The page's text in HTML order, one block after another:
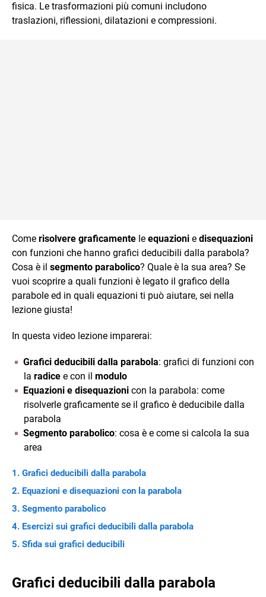
fisica. Le trasformazioni più comuni includono
traslazioni, riflessioni, dilatazioni e compressioni.
Come risolvere graficamente le equazioni e disequazioni
con funzioni che hanno grafici deducibili dalla parabola?
Cosa è il segmento parabolico? Quale è la sua area? Se
vuoi scoprire a quali funzioni è legato il grafico della
parabole ed in quali equazioni ti può aiutare, sei nella
lezione giusta!
In questa video lezione imparerai:
Grafici deducibili dalla parabola: grafici di funzioni con
la radice e con il modulo
Equazioni e disequazioni con la parabola: come
risolverle graficamente se il grafico è deducibile dalla
parabola
Segmento parabolico: cosa è e come si calcola la sua
area
Grafici deducibili dalla parabola
Equazioni e disequazioni con la parabola
Segmento parabolico
Esercizi sui grafici deducibili dalla parabola
Sfida sui grafici deducibili
Grafici deducibili dalla parabola